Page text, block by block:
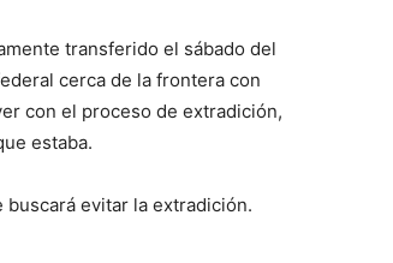
transferido el sábado del
cerca de la frontera con
con el proceso de extradición,
estaba.
buscará evitar la extradición.